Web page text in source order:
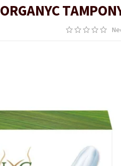
ORGANYC